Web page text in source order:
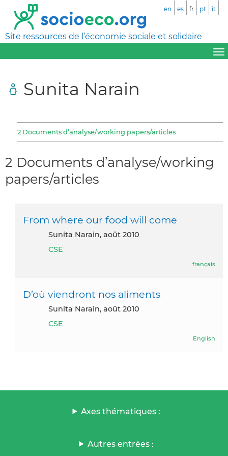
Site ressources de l’économie sociale et solidaire
en es fr pt it
Sunita Narain
2 Documents d’analyse/working papers/articles
2 Documents d’analyse/working
papers/articles
From where our food will come
Sunita Narain, août 2010
CSE
français
D’où viendront nos aliments
Sunita Narain, août 2010
CSE
English
Axes thématiques :
Autres entrées :